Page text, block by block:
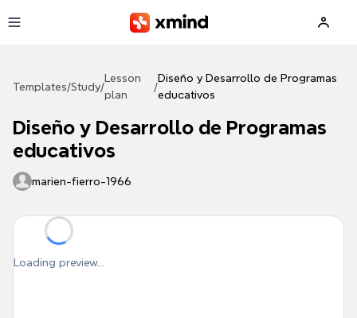
Templates/Study/
Lesson
plan
/
Diseño y Desarrollo de Programas
educativos
Diseño y Desarrollo de Programas
educativos
marien-fierro-1966
Loading preview...